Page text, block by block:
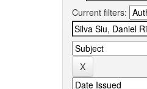
Current filters: